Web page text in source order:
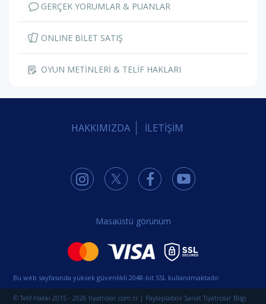
GERÇEK YORUMLAR & PUANLAR
ONLINE BİLET SATIŞ
OYUN METİNLERİ & TELİF HAKLARI
HAKKIMIZDA İLETİŞİM
Masaüstü görünüm
Bu web sayfasında yüksek güvenlikli 2048-bit SSL kullanılmaktadır.
© Telif Hakkı 2015 - 2026 tiyatrolar.com.tr | Paylaşılabilir Sanat Tiyatrolar Bilgi